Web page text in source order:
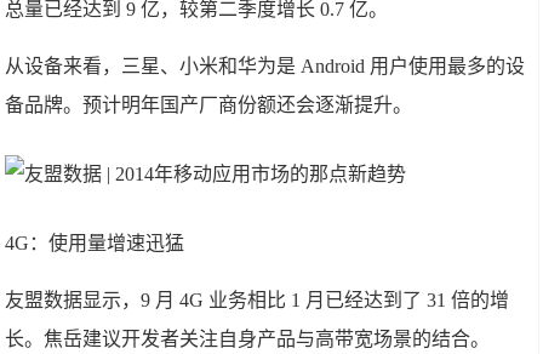
总量已经达到 9 亿，较第二季度增长 0.7 亿。
从设备来看，三星、小米和华为是 Android 用户使用最多的设
备品牌。预计明年国产厂商份额还会逐渐提升。
4G：使用量增速迅猛
友盟数据显示，9 月 4G 业务相比 1 月已经达到了 31 倍的增
长。焦岳建议开发者关注自身产品与高带宽场景的结合。